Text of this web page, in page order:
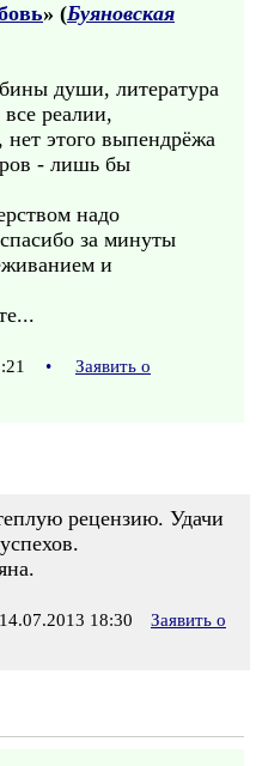
» (Буяновская
души, литература
реалии,
этого выпендрёжа
- лишь бы
надо
за минуты
и
•
Заявить о
рецензию. Удачи
18:30
Заявить о